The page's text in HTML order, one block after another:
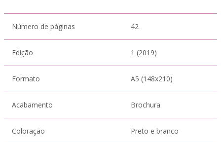
Número de páginas 42
Edição 1 (2019)
Formato A5 (148x210)
Acabamento Brochura
Coloração Preto e branco